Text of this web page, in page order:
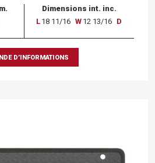
Dimensions int. inc.
L 18 11/16 W 12 13/16 D
D’INFORMATIONS